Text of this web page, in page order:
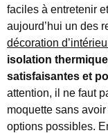
faciles à entretenir
aujourd’hui un des
décoration
isolation
satisfaisantes et
attention, il ne faut
moquette sans
options possibles.